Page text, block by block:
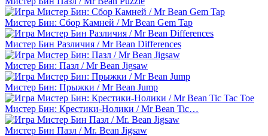
Мистер Бин: Сбор Камней / Mr Bean Gem Tap
Мистер Бин Различия / Mr Bean Differences
Мистер Бин: Пазл / Mr Bean Jigsaw
Мистер Бин: Прыжки / Mr Bean Jump
Мистер Бин: Крестики-Нолики / Mr Bean Tic…
Мистер Бин Пазл / Mr. Bean Jigsaw